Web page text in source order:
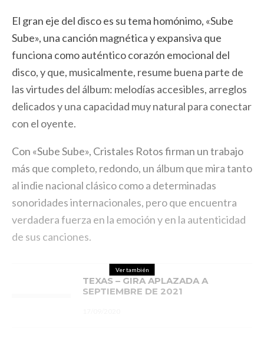
El gran eje del disco es su tema homónimo, «Sube
Sube», una canción magnética y expansiva que
funciona como auténtico corazón emocional del
disco, y que, musicalmente, resume buena parte de
las virtudes del álbum: melodías accesibles, arreglos
delicados y una capacidad muy natural para conectar
con el oyente.
Con «Sube Sube», Cristales Rotos firman un trabajo
más que completo, redondo, un álbum que mira tanto
al indie nacional clásico como a determinadas
sonoridades internacionales, pero que encuentra
verdadera fuerza en la emoción y en la autenticidad
de sus canciones.
Ver también
TEXAS – GIRA APLAZADA A
SEPTIEMBRE DE 2021